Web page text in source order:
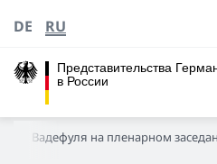
Представительства
в России
DE RU
Вадефуля на пленарном